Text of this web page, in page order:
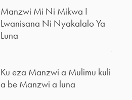
Manzwi Mi Ni Mikwa I
Lwanisana Ni Nyakalalo Ya
Luna
Ku eza Manzwi a Mulimu kuli
a be Manzwi a luna